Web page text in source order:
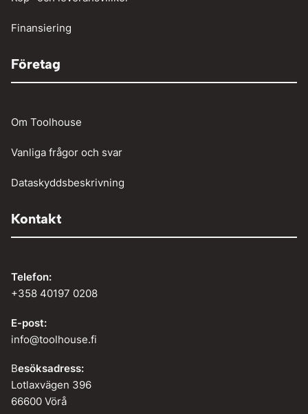
Finansiering
Företag
Om Toolhouse
Vanliga frågor och svar
Dataskyddsbeskrivning
Kontakt
Telefon:
+358 40197 0208
E-post:
info@toolhouse.fi
Besöksadress:
Lotlaxvägen 396
66600 Vörå